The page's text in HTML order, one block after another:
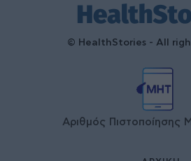
© HealthStories - All
Αριθμός Πιστοποίησης